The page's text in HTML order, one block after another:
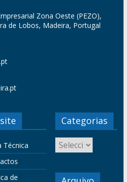
Zona Oeste (PEZO),
de Lobos, Madeira, Portugal
Técnica
de
Categorias